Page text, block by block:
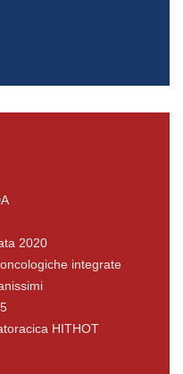
2020
integrate
HITHOT